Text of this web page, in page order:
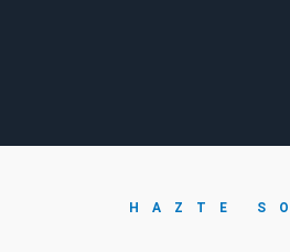
HAZTE